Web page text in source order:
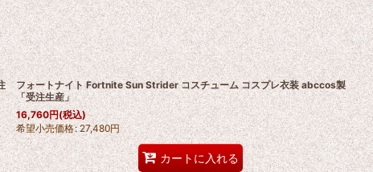
フォートナイト Fortnite Sun Strider コスチューム コスプレ衣装 abccos製
「受注生産」
16,760円(税込)
希望小売価格: 27,480円
カートに入れる